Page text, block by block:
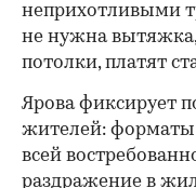
неприхотливыми
не нужна
потолки, платят
Ярова фиксирует
жителей: форматы
всей
раздражение в